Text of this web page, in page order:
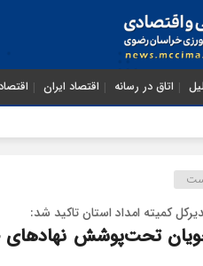
اتاق در رسانه اقتصاد ایران
کمیته امداد استان تاکید شد:
تحت‌پوشش نهادهای